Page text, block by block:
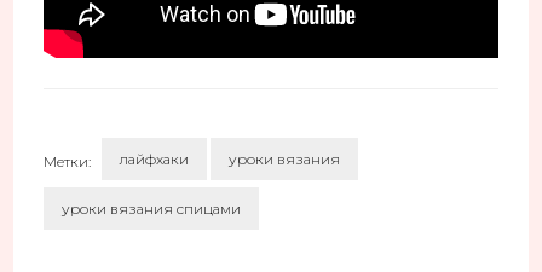
Метки: лайфхаки уроки вязания
уроки вязания спицами